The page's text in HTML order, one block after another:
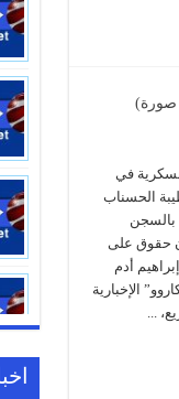
في
الحسناب
بالسجن
حقوق على
أدم
الإخبارية
...